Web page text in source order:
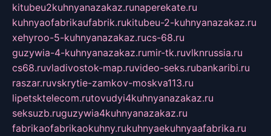
kitubeu2kuhnyanazakaz.runaperekate.ru
kuhnyaofabrikaufabrik.rukitubeu-2-kuhnyanazakaz.ru
xehyroo-5-kuhnyanazakaz.rucs-68.ru
guzywia-4-kuhnyanazakaz.rumir-tk.ruvlknrussia.ru
cs68.ruvladivostok-map.ruvideo-seks.rubankaribi.ru
raszar.ruvskrytie-zamkov-moskva113.ru
lipetsktelecom.rutovudyi4kuhnyanazakaz.ru
seksuzb.ruguzywia4kuhnyanazakaz.ru
fabrikaofabrikaokuhny.rukuhnyaekuhnyaafabrika.ru